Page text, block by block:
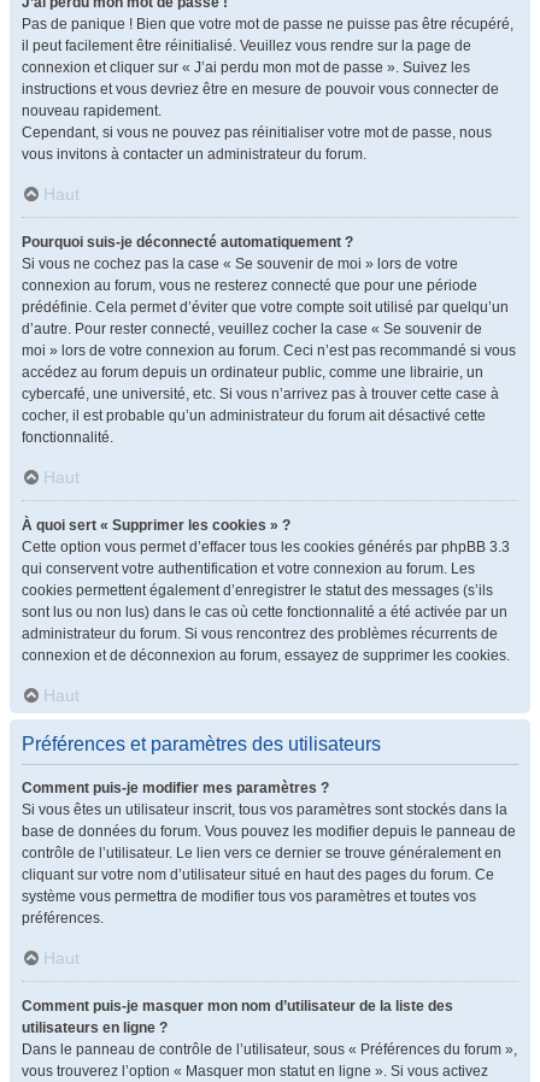
Pas de panique ! Bien que votre mot de passe ne puisse pas être récupéré,
il peut facilement être réinitialisé. Veuillez vous rendre sur la page de
connexion et cliquer sur « J’ai perdu mon mot de passe ». Suivez les
instructions et vous devriez être en mesure de pouvoir vous connecter de
nouveau rapidement.
Cependant, si vous ne pouvez pas réinitialiser votre mot de passe, nous
vous invitons à contacter un administrateur du forum.
Haut
Pourquoi suis-je déconnecté automatiquement ?
Si vous ne cochez pas la case « Se souvenir de moi » lors de votre
connexion au forum, vous ne resterez connecté que pour une période
prédéfinie. Cela permet d’éviter que votre compte soit utilisé par quelqu’un
d’autre. Pour rester connecté, veuillez cocher la case « Se souvenir de
moi » lors de votre connexion au forum. Ceci n’est pas recommandé si vous
accédez au forum depuis un ordinateur public, comme une librairie, un
cybercafé, une université, etc. Si vous n’arrivez pas à trouver cette case à
cocher, il est probable qu’un administrateur du forum ait désactivé cette
fonctionnalité.
Haut
À quoi sert « Supprimer les cookies » ?
Cette option vous permet d’effacer tous les cookies générés par phpBB 3.3
qui conservent votre authentification et votre connexion au forum. Les
cookies permettent également d’enregistrer le statut des messages (s’ils
sont lus ou non lus) dans le cas où cette fonctionnalité a été activée par un
administrateur du forum. Si vous rencontrez des problèmes récurrents de
connexion et de déconnexion au forum, essayez de supprimer les cookies.
Haut
Préférences et paramètres des utilisateurs
Comment puis-je modifier mes paramètres ?
Si vous êtes un utilisateur inscrit, tous vos paramètres sont stockés dans la
base de données du forum. Vous pouvez les modifier depuis le panneau de
contrôle de l’utilisateur. Le lien vers ce dernier se trouve généralement en
cliquant sur votre nom d’utilisateur situé en haut des pages du forum. Ce
système vous permettra de modifier tous vos paramètres et toutes vos
préférences.
Haut
Comment puis-je masquer mon nom d’utilisateur de la liste des
utilisateurs en ligne ?
Dans le panneau de contrôle de l’utilisateur, sous « Préférences du forum »,
vous trouverez l’option « Masquer mon statut en ligne ». Si vous activez